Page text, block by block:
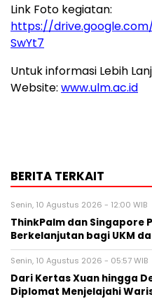
Link Foto kegiatan:
https://
SwYt7
Untuk informasi Lebih
Website: www.ulm.ac.id
BERITA TERKAIT
Senin, 10 Agustus 2026 - 12:00 WIB
ThinkPalm dan Singapore
Berkelanjutan bagi UKM
Senin, 10 Agustus 2026 - 05:57 WIB
Dari Kertas Xuan hingga
Diplomat Menjelajahi